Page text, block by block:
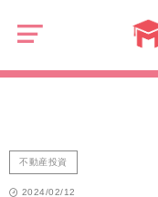
RC造の耐用年数は47年
不動産投資
2024/02/12